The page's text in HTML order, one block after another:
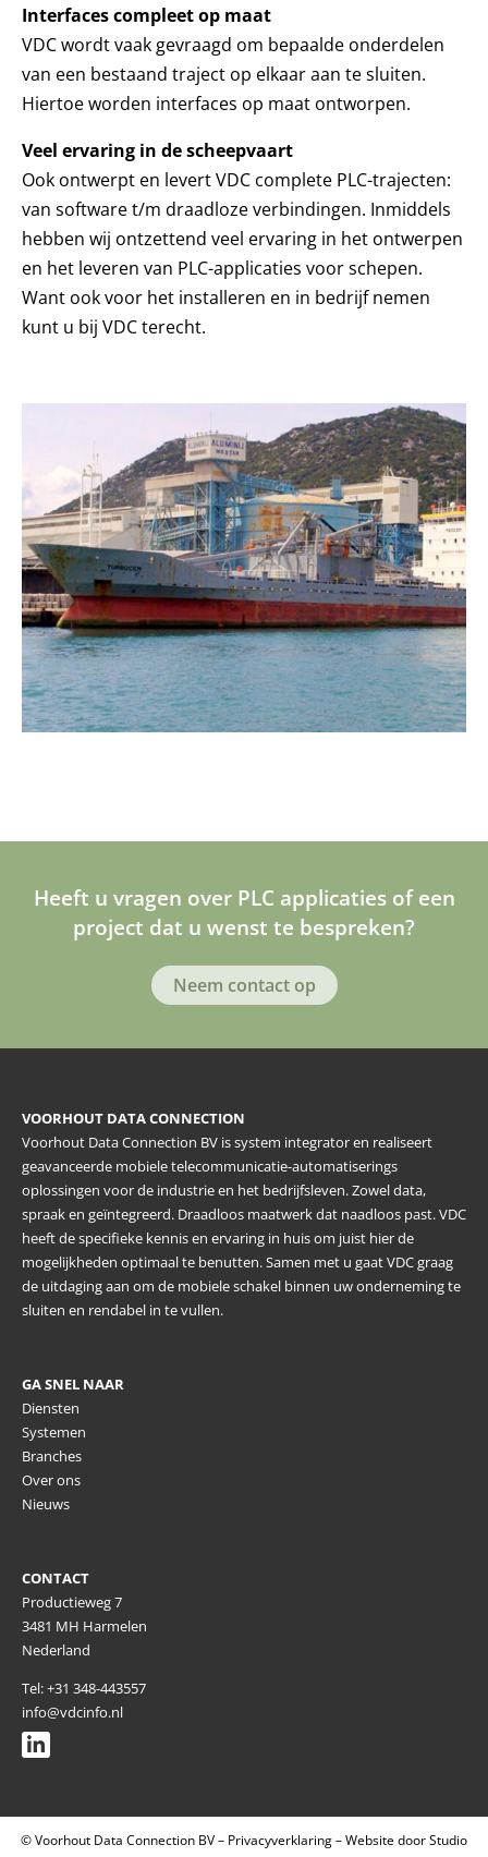
Interfaces compleet op maat
VDC wordt vaak gevraagd om bepaalde onderdelen
van een bestaand traject op elkaar aan te sluiten.
Hiertoe worden interfaces op maat ontworpen.
Veel ervaring in de scheepvaart
Ook ontwerpt en levert VDC complete PLC-trajecten:
van software t/m draadloze verbindingen. Inmiddels
hebben wij ontzettend veel ervaring in het ontwerpen
en het leveren van PLC-applicaties voor schepen.
Want ook voor het installeren en in bedrijf nemen
kunt u bij VDC terecht.
Heeft u vragen over PLC applicaties of een
project dat u wenst te bespreken?
Neem contact op
VOORHOUT DATA CONNECTION
Voorhout Data Connection BV is system integrator en realiseert
geavanceerde mobiele telecommunicatie-automatiserings
oplossingen voor de industrie en het bedrijfsleven. Zowel data,
spraak en geïntegreerd. Draadloos maatwerk dat naadloos past. VDC
heeft de specifieke kennis en ervaring in huis om juist hier de
mogelijkheden optimaal te benutten. Samen met u gaat VDC graag
de uitdaging aan om de mobiele schakel binnen uw onderneming te
sluiten en rendabel in te vullen.
GA SNEL NAAR
Diensten
Systemen
Branches
Over ons
Nieuws
CONTACT
Productieweg 7
3481 MH Harmelen
Nederland
Tel: +31 348-443557
info@vdcinfo.nl
© Voorhout Data Connection BV – Privacyverklaring–Website door Studio